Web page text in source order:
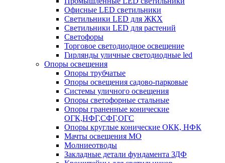
Офисные LED светильники
Cветильники LED для ЖКХ
Светильники LED для растений
Светофоры
Торговое светодиодное освещение
Гирлянды уличные светодиодные led
Опоры освещения
Опоры трубчатые
Опоры освещения садово-парковые
Системы уличного освещения
Опоры светофорные стальные
Опоры граненные конические
ОГК,НФГ,СФГ,ОГС
Опоры круглые конические ОКК, НФК
Мачты освещения МО
Молниеотводы
Закладные детали фундамента ЗДФ